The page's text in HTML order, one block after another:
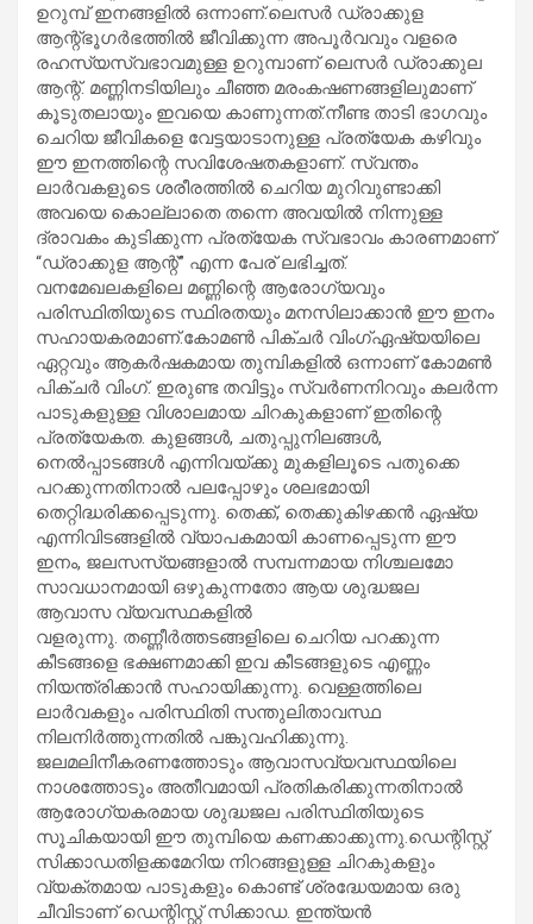
ഉറുമ്പ് ഇനങ്ങളിൽ ഒന്നാണ്.ലെസർ ഡ്രാക്കുള
ആന്റ്ഭൂഗർഭത്തിൽ ജീവിക്കുന്ന അപൂർവവും വളരെ
രഹസ്യസ്വഭാവമുള്ള ഉറുമ്പാണ് ലെസർ ഡ്രാക്കുല
ആന്റ്. മണ്ണിനടിയിലും ചീഞ്ഞ മരംകഷണങ്ങളിലുമാണ്
കൂടുതലായും ഇവയെ കാണുന്നത്.നീണ്ട താടി ഭാ​ഗവും
ചെറിയ ജീവികളെ വേട്ടയാടാനുള്ള പ്രത്യേക കഴിവും
ഈ ഇനത്തിന്റെ സവിശേഷതകളാണ്. സ്വന്തം
ലാർവകളുടെ ശരീരത്തിൽ ചെറിയ മുറിവുണ്ടാക്കി
അവയെ കൊല്ലാതെ തന്നെ അവയിൽ നിന്നുള്ള
ദ്രാവകം കുടിക്കുന്ന പ്രത്യേക സ്വഭാവം കാരണമാണ്
“ഡ്രാക്കുള ആന്റ്” എന്ന പേര് ലഭിച്ചത്.
വനമേഖലകളിലെ മണ്ണിന്റെ ആരോഗ്യവും
പരിസ്ഥിതിയുടെ സ്ഥിരതയും മനസിലാക്കാൻ ഈ ഇനം
സഹായകരമാണ്.കോമൺ പിക്ചർ വിംഗ്ഏഷ്യയിലെ
ഏറ്റവും ആകർഷകമായ തുമ്പികളിൽ ഒന്നാണ് കോമൺ
പിക്ചർ വിംഗ്. ഇരുണ്ട തവിട്ടും സ്വർണനിറവും കലർന്ന
പാടുകളുള്ള വിശാലമായ ചിറകുകളാണ് ഇതിന്റെ
പ്രത്യേകത. കുളങ്ങൾ, ചതുപ്പുനിലങ്ങൾ,
നെൽപ്പാടങ്ങൾ എന്നിവയ്ക്കു മുകളിലൂടെ പതുക്കെ
പറക്കുന്നതിനാൽ പലപ്പോഴും ശലഭമായി
തെറ്റിദ്ധരിക്കപ്പെടുന്നു. തെക്ക്, തെക്കുകിഴക്കൻ ഏഷ്യ
എന്നിവിടങ്ങളിൽ വ്യാപകമായി കാണപ്പെടുന്ന ഈ
ഇനം, ജലസസ്യങ്ങളാൽ സമ്പന്നമായ നിശ്ചലമോ
സാവധാനമായി ഒഴുകുന്നതോ ആയ ശുദ്ധജല
ആവാസ വ്യവസ്ഥകളിൽ
വളരുന്നു. തണ്ണീർത്തടങ്ങളിലെ ചെറിയ പറക്കുന്ന
കീടങ്ങളെ ഭക്ഷണമാക്കി ഇവ കീടങ്ങളുടെ എണ്ണം
നിയന്ത്രിക്കാൻ സഹായിക്കുന്നു. വെള്ളത്തിലെ
ലാർവകളും പരിസ്ഥിതി സന്തുലിതാവസ്ഥ
നിലനിർത്തുന്നതിൽ പങ്കുവഹിക്കുന്നു.
ജലമലിനീകരണത്തോടും ആവാസവ്യവസ്ഥയിലെ
നാശത്തോടും അതീവമായി പ്രതികരിക്കുന്നതിനാൽ
ആരോഗ്യകരമായ ശുദ്ധജല പരിസ്ഥിതിയുടെ
സൂചികയായി ഈ തുമ്പിയെ കണക്കാക്കുന്നു.ഡെന്റിസ്റ്റ്
സിക്കാഡതിളക്കമേറിയ നിറങ്ങളുള്ള ചിറകുകളും
വ്യക്തമായ പാടുകളും കൊണ്ട് ശ്രദ്ധേയമായ ഒരു
ചീവിടാണ് ഡെന്റിസ്റ്റ് സിക്കാഡ. ഇന്ത്യൻ